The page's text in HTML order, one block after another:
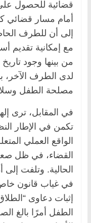
قضائية للحصول
أمام مسار قضائي
إلى أن للطرف
مع إمكانية تقديم
من بينها وجود
لدى الطرف الآخر،
مصلحة الطفل
في المقابل، ترى
تكمن في الإطار
الواقع العملي
القضاء، في ظل
الحالية. وتلفت إلى
في غياب قانون
إثبات دعاوى
الطفل أمرًا بالغ